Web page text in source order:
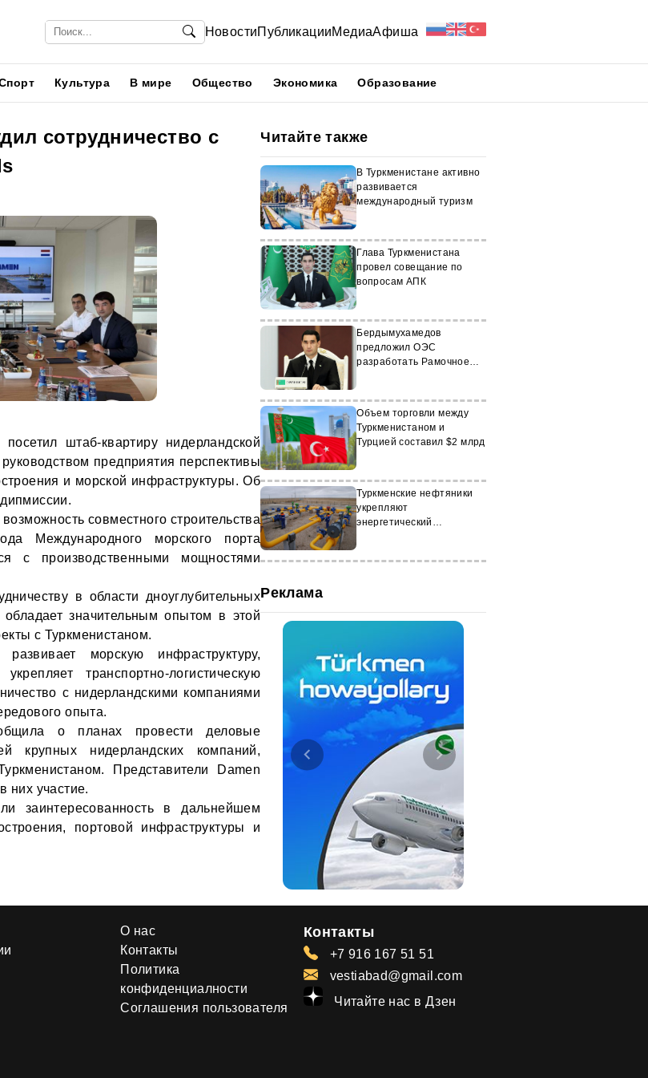
НовостиПубликацииМедиаАфиша
Культура В мире Общество Экономика Образование
сотрудничество с
штаб-квартиру нидерландской
предприятия перспективы
и морской инфраструктуры. Об
совместного строительства
Международного морского порта
с производственными мощностями
в области дноуглубительных
значительным опытом в этой
с Туркменистаном.
морскую инфраструктуру,
транспортно-логистическую
с нидерландскими компаниями
опыта.
о планах провести деловые
крупных нидерландских компаний,
Представители Damen
них участие.
заинтересованность в дальнейшем
портовой инфраструктуры и
Читайте также
В Туркменистане активно
развивается
международный туризм
Глава Туркменистана
провел совещание по
вопросам АПК
Бердымухамедов
предложил ОЭС
разработать Рамочное
электронной торговле
Объем торговли между
Туркменистаном и
Турцией составил $2 млрд
Туркменские нефтяники
укрепляют
энергетический
Реклама
О нас
Контакты
Политика
конфиденциалности
Соглашения пользователя
Контакты
+7 916 167 51 51
vestiabad@gmail.com
Читайте нас в Дзен